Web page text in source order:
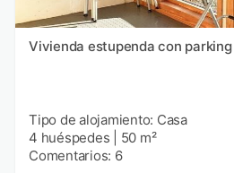
Vivienda estupenda con
Tipo de alojamiento: Casa
4 huéspedes
50 m²
Comentarios: 6